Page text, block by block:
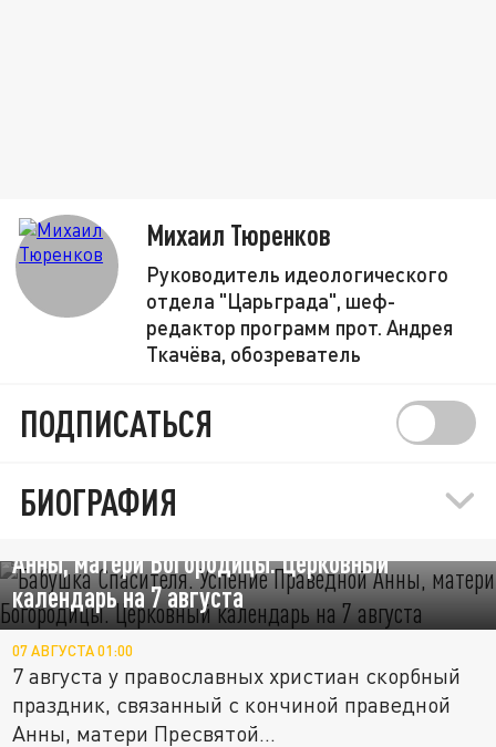
Михаил Тюренков
Руководитель идеологического
отдела "Царьграда", шеф-
редактор программ прот. Андрея
Ткачёва, обозреватель
ПОДПИСАТЬСЯ
БИОГРАФИЯ
Анны, матери Богородицы. Церковный
календарь на 7 августа
07 АВГУСТА 01:00
7 августа у православных христиан скорбный
праздник, связанный с кончиной праведной
Анны, матери Пресвятой...